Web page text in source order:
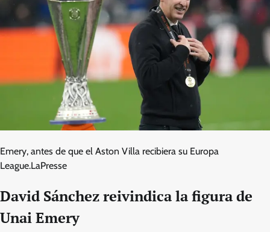
Emery, antes de que el Aston Villa recibiera su Europa
League.LaPresse
David Sánchez reivindica la figura de
Unai Emery